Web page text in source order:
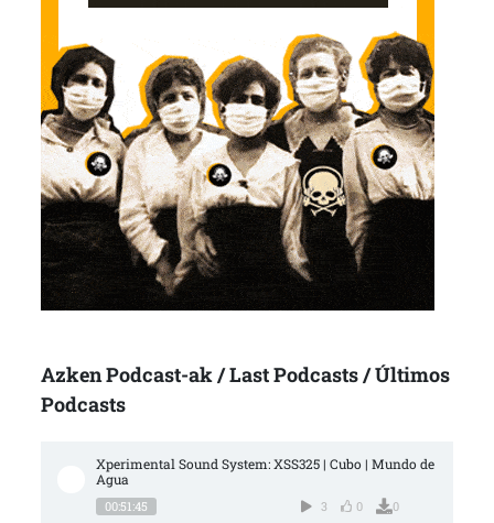
Azken Podcast-ak / Last Podcasts / Últimos
Podcasts
Xperimental Sound System: XSS325 | Cubo | Mundo de
Agua
00:51:45 3 0 0